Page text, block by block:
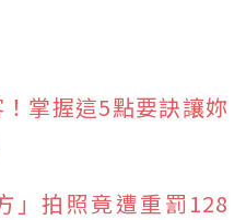
掌握這5點要訣讓妳
」拍照竟遭重罰128